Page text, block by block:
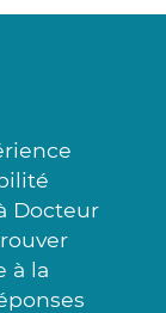
Docteur
à la